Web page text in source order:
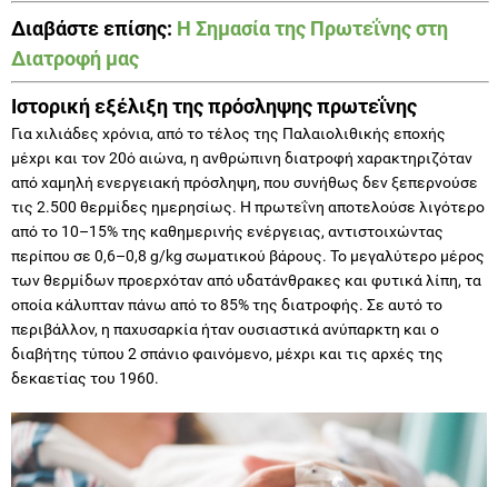
Διαβάστε επίσης: Η Σημασία της Πρωτεΐνης στη
Διατροφή μας
Ιστορική εξέλιξη της πρόσληψης πρωτεΐνης
Για χιλιάδες χρόνια, από το τέλος της Παλαιολιθικής εποχής
μέχρι και τον 20ό αιώνα, η ανθρώπινη διατροφή χαρακτηριζόταν
από χαμηλή ενεργειακή πρόσληψη, που συνήθως δεν ξεπερνούσε
τις 2.500 θερμίδες ημερησίως. Η πρωτεΐνη αποτελούσε λιγότερο
από το 10–15% της καθημερινής ενέργειας, αντιστοιχώντας
περίπου σε 0,6–0,8 g/kg σωματικού βάρους. Το μεγαλύτερο μέρος
των θερμίδων προερχόταν από υδατάνθρακες και φυτικά λίπη, τα
οποία κάλυπταν πάνω από το 85% της διατροφής. Σε αυτό το
περιβάλλον, η παχυσαρκία ήταν ουσιαστικά ανύπαρκτη και ο
διαβήτης τύπου 2 σπάνιο φαινόμενο, μέχρι και τις αρχές της
δεκαετίας του 1960.